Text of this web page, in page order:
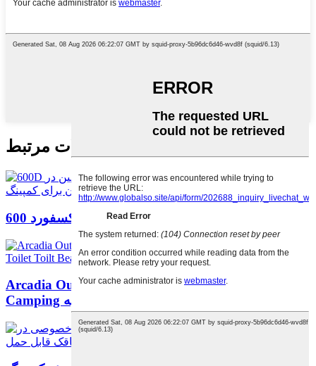
محصولات مرتبط
Arcadia Outdoor 4WD Outdoor Changing